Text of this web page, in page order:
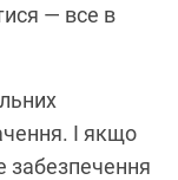
— все в
І якщо
забезпечення